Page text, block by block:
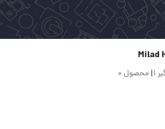
1
| محصول 0